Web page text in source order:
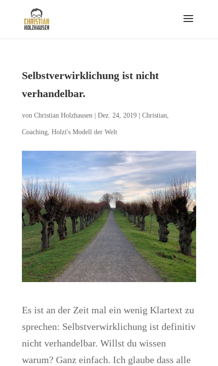
Selbstverwirklichung ist nicht
verhandelbar.
von Christian Holzhausen| Dez. 24, 2019| Christian,
Coaching, Holzi's Modell der Welt
Es ist an der Zeit mal ein wenig Klartext zu
sprechen: Selbstverwirklichung ist definitiv
nicht verhandelbar. Willst du wissen
warum? Ganz einfach. Ich glaube dass alle